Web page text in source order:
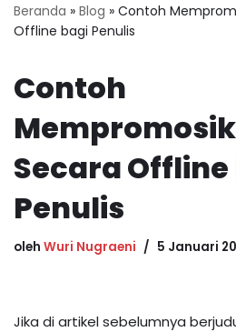
Beranda » Blog » Contoh
Offline bagi Penulis
Contoh
Secara
Penulis
oleh Wuri Nugraeni 5 Januari
Jika di artikel sebelumnya